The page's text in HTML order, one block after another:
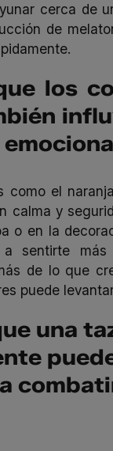
cerca de
de
los
como el
calma y
o en la
a sentirte más
de lo que
puede
una